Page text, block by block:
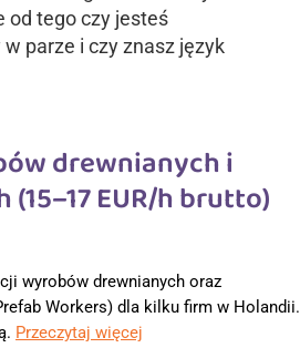
od tego czy jesteś
parze i czy znasz język
drewnianych i
EUR/h brutto)
wyrobów drewnianych oraz
Workers) dla kilku firm w Holandii.
Przeczytaj więcej